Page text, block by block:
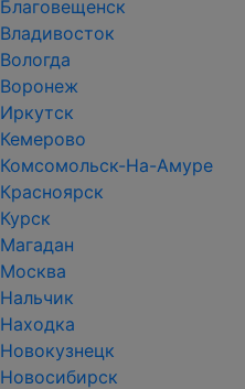
Благовещенск
Владивосток
Вологда
Воронеж
Иркутск
Кемерово
Комсомольск-На-Амуре
Красноярск
Курск
Магадан
Москва
Нальчик
Находка
Новокузнецк
Новосибирск